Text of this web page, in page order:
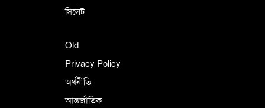
সিলেট
Old
Privacy Policy
অর্থনীতি
আন্তর্জাতিক